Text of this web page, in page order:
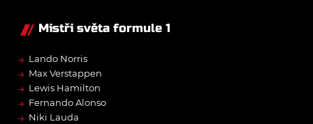
Mistři světa formule 1
→ Lando Norris
→ Max Verstappen
→ Lewis Hamilton
→ Fernando Alonso
→ Niki Lauda